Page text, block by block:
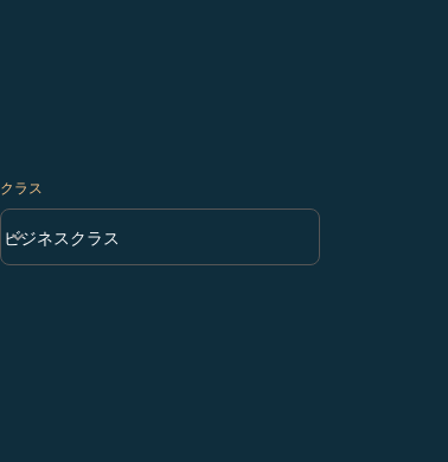
クラス
クラス option ビジネスクラス Selected
ビジネスクラス
keyboard_arrow_down